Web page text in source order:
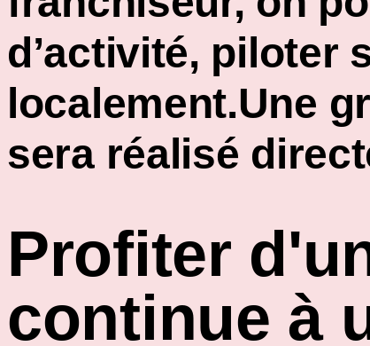
d’activité, piloter
localement.Une
sera réalisé
Profiter
continue à